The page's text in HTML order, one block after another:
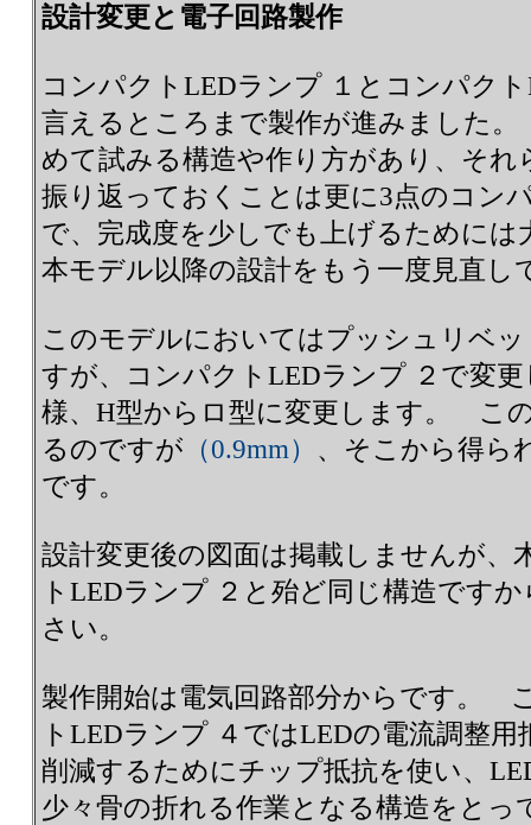
設計変更と電子回路製作
コンパクトLEDランプ １とコンパク
言えるところまで製作が進みました
めて試みる構造や作り方があり、そ
振り返っておくことは更に3点のコン
で、完成度を少しでも上げるために
本モデル以降の設計をもう一度見直し
このモデルにおいてはプッシュリベ
すが、コンパクトLEDランプ ２で変
様、H型からロ型に変更します。 こ
るのですが （0.9mm） 、そこから得ら
です。
設計変更後の図面は掲載しませんが、
トLEDランプ ２と殆ど同じ構造です
さい。
製作開始は電気回路部分からです。
トLEDランプ ４ではLEDの電流調整
削減するためにチップ抵抗を使い、
少々骨の折れる作業となる構造をと